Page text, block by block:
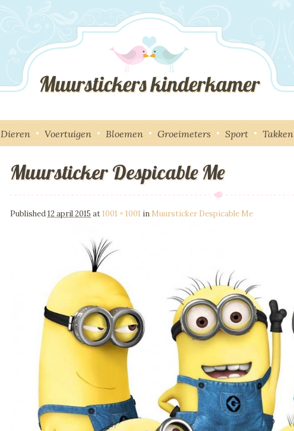
Dieren Voertuigen Bloemen Groeimeters Sport Takken
Image navigation
Muursticker Despicable Me
Published12 april 2015 at1001 × 1001 in Muursticker Despicable Me